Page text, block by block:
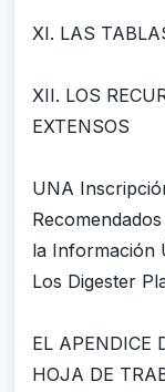
XI. LAS
XII. LOS
EXTENSOS
UNA
Recomendados
la Información
Los Digester
EL APENDICE
HOJA DE